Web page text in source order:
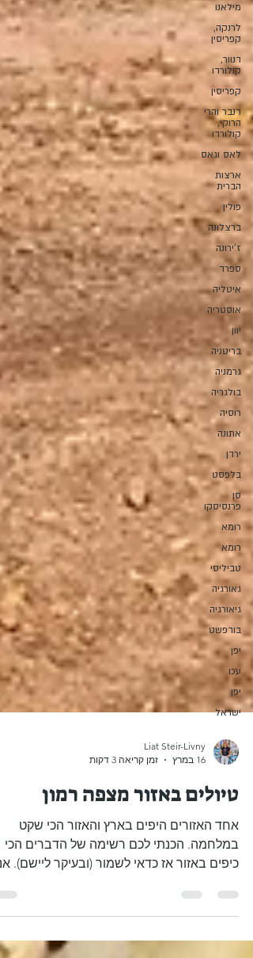
מילאנו
לרנקה,
קפריסין
דנוור,
קולורדו
קפריסין
דנבר והרי
הרוקי,
קולורדו
לאס וגאס
ארצות
הברית
פולין
ברצלונה
ז'ירונה
ספרד
איטליה
אוסטריה
יוון
בריטניה
גרמניה
בולגריה
רוסיה
אתונה
ירדן
בלפסט
סן
פרנסיסקו
רומא
רומא
טביליסי
גאורגיה
גיאורגיה
בודפשט
יפן
עכו
יפן
ישראל
16 במרץ
זמן קריאה 3 דקות
טיולים באזור מצפה רמון
אחד האזורים היפים בארץ והאזור הכי שקט
במלחמה. הכנתי לכם רשימה של הדברים הכי
כיפים באזור אז כדאי לשמור (ובעיקר ליישם).